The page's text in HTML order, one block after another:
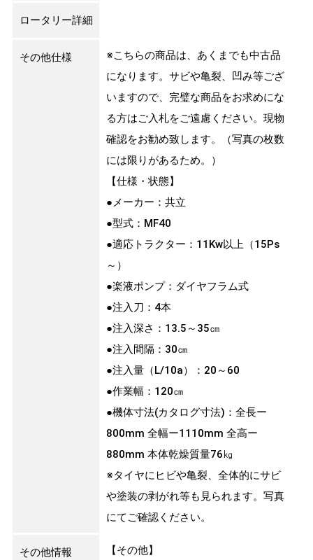
ロータリー詳細
その他仕様
※こちらの商品は、あくまでも中古品
になります。サビや亀裂、凹み等ござ
いますので、完璧な商品をお求めにな
る方はご入札をご遠慮ください。現物
確認をお勧め致します。（写真の枚数
には限りがあるため。）
【仕様・状態】
●メーカー：共立
●型式：MF40
●適応トラクター：11Kw以上（15Ps
～）
●楽液ポンプ：ダイヤフラム式
●注入刀：4本
●注入深さ：13.5～35㎝
●注入間隔：30㎝
●注入量（L/10a）：20～60
●作業幅：120㎝
●機体寸法(カタログ寸法)：全長ー
800mm 全幅ー1110mm 全高ー
880mm 本体乾燥質量76㎏
※タイヤにヒビや亀裂、全体的にサビ
や塗装の剥がれ等も見られます。写真
にてご確認ください。
その他情報
【その他】